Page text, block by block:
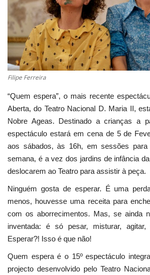
Estatuto Editorial
Saúde
Ficha técnica
Cultura
Lazer
Ambiente
Filipe Ferreira
“Quem espera”, o mais recente
Aberta, do Teatro Nacional D. Maria II,
Nobre Ageas. Destinado a crianças a
espectáculo estará em cena de 5 de
aos sábados, às 16h, em sessões
semana, é a vez dos jardins de infância
deslocarem ao Teatro para assistir à peça.
Ninguém gosta de esperar. É uma
menos, houvesse uma receita para
com os aborrecimentos. Mas, se ainda
inventada: é só pesar, misturar,
Esperar?! Isso é que não!
Quem espera é o 15º espectáculo
projecto desenvolvido pelo Teatro